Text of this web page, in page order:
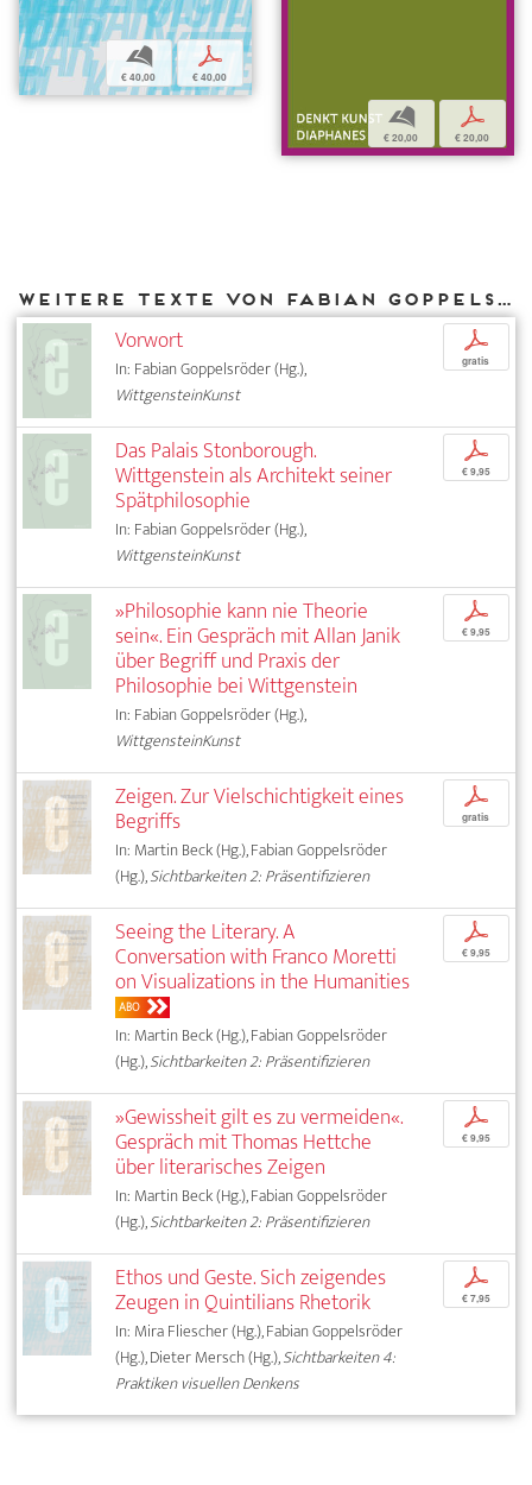
b
€ 40,00
p
€ 40,00
b
€ 20,00
p
€ 20,00
Weitere Texte von Fabian Goppelsröder bei DIAPHANES
Vorwort
In: Fabian Goppelsröder (Hg.),
WittgensteinKunst
p
gratis
Das Palais Stonborough.
Wittgenstein als Architekt seiner
Spätphilosophie
In: Fabian Goppelsröder (Hg.),
WittgensteinKunst
p
€ 9,95
»Philosophie kann nie Theorie
sein«. Ein Gespräch mit Allan Janik
über Begriff und Praxis der
Philosophie bei Wittgenstein
In: Fabian Goppelsröder (Hg.),
WittgensteinKunst
p
€ 9,95
Zeigen. Zur Vielschichtigkeit eines
Begriffs
In: Martin Beck (Hg.), Fabian Goppelsröder
(Hg.),Sichtbarkeiten 2: Präsentifizieren
p
gratis
Seeing the Literary. A
Conversation with Franco Moretti
on Visualizations in the Humanities
ABO
In: Martin Beck (Hg.), Fabian Goppelsröder
(Hg.),Sichtbarkeiten 2: Präsentifizieren
p
€ 9,95
»Gewissheit gilt es zu vermeiden«.
Gespräch mit Thomas Hettche
über literarisches Zeigen
In: Martin Beck (Hg.), Fabian Goppelsröder
(Hg.),Sichtbarkeiten 2: Präsentifizieren
p
€ 9,95
Ethos und Geste. Sich zeigendes
Zeugen in Quintilians Rhetorik
In: Mira Fliescher (Hg.), Fabian Goppelsröder
(Hg.), Dieter Mersch (Hg.),Sichtbarkeiten 4:
Praktiken visuellen Denkens
p
€ 7,95